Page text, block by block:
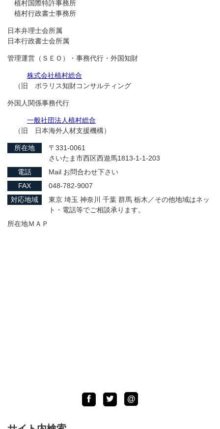
植村国際特許事務所
植村行政書士事務所
日本弁理士会所属
日本行政書士会所属
管理運営（ＳＥＯ）・事務代行・外国知財
株式会社植村総合
（旧 ポラリス知財コンサルティング
外国人関係事務代行
一般社団法人植村総合
（旧 日本海外人材支援機構）
所在地
〒331-0061
さいたま市西区西遊馬1813-1-1-203
電話
Mail お問合わせ下さい
FAX
048-782-9007
対応地域
東京 埼玉 神奈川 千葉 群馬 栃木／その他地域はネッ
ト・電話等でご相談承ります。
所在地ＭＡＰ
Facebook
TwitterLINE
@